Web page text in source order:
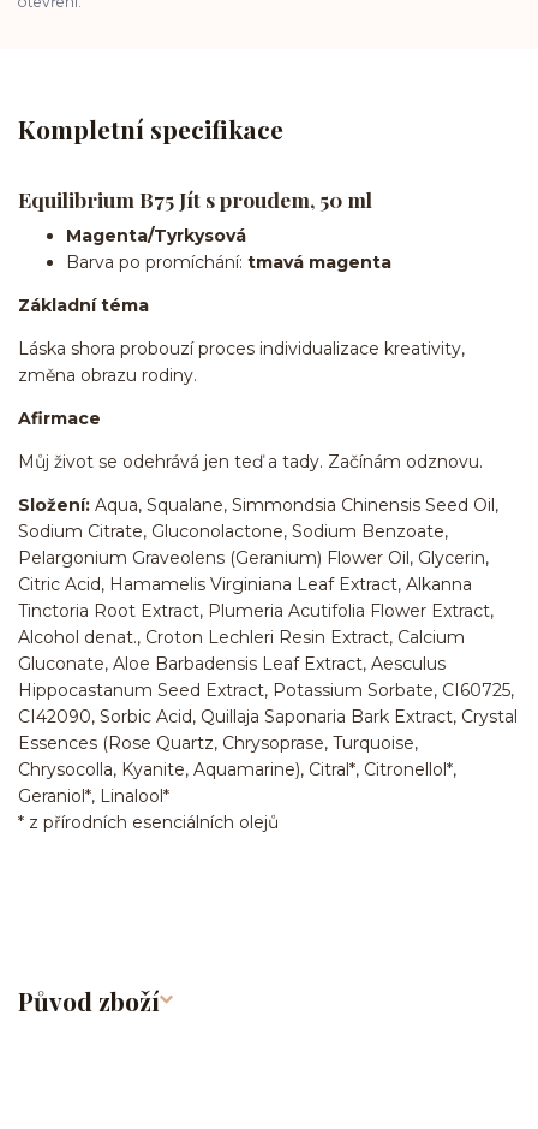
Kompletní specifikace
Equilibrium B75 Jít s proudem, 50 ml
Magenta/Tyrkysová
Barva po promíchání: tmavá magenta
Základní téma
Láska shora probouzí proces individualizace kreativity,
změna obrazu rodiny.
Afirmace
Můj život se odehrává jen teď a tady. Začínám odznovu.
Složení: Aqua, Squalane, Simmondsia Chinensis Seed Oil,
Sodium Citrate, Gluconolactone, Sodium Benzoate,
Pelargonium Graveolens (Geranium) Flower Oil, Glycerin,
Citric Acid, Hamamelis Virginiana Leaf Extract, Alkanna
Tinctoria Root Extract, Plumeria Acutifolia Flower Extract,
Alcohol denat., Croton Lechleri Resin Extract, Calcium
Gluconate, Aloe Barbadensis Leaf Extract, Aesculus
Hippocastanum Seed Extract, Potassium Sorbate, CI60725,
CI42090, Sorbic Acid, Quillaja Saponaria Bark Extract, Crystal
Essences (Rose Quartz, Chrysoprase, Turquoise,
Chrysocolla, Kyanite, Aquamarine), Citral*, Citronellol*,
Geraniol*, Linalool*
* z přírodních esenciálních olejů
Původ zboží